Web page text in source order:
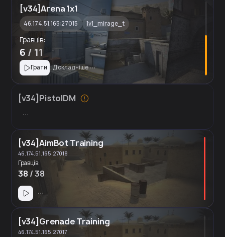
[v34]Arena 1x1
46.174.51.165:27015 1v1_mirage_t
Гравців:
6 / 11
Грати Докладніше
[v34]PistolDM
[v34]AimBot Training
46.174.51.165:27018
Гравців:
38 / 38
[v34]Grenade Training
46.174.51.165:27017